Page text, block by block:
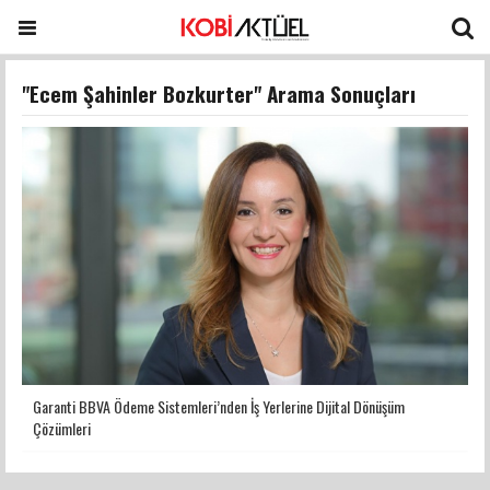
"Ecem Şahinler Bozkurter" Arama Sonuçları
Garanti BBVA Ödeme Sistemleri’nden İş Yerlerine Dijital Dönüşüm
Çözümleri